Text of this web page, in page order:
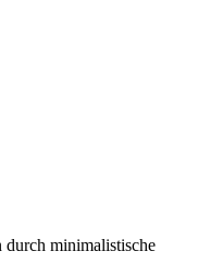
durch minimalistische